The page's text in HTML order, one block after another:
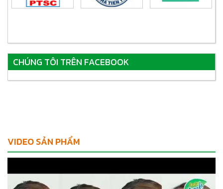
CHÚNG TÔI TRÊN FACEBOOK
VIDEO SẢN PHẨM